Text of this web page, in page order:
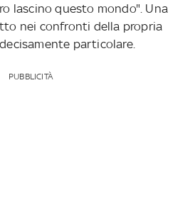
lascino questo mondo". Una
nei confronti della propria
particolare.
PUBBLICITÀ